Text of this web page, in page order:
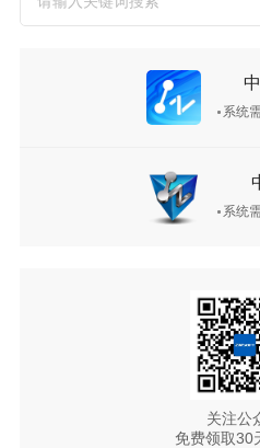
系统
系统
关注公
免费领取30